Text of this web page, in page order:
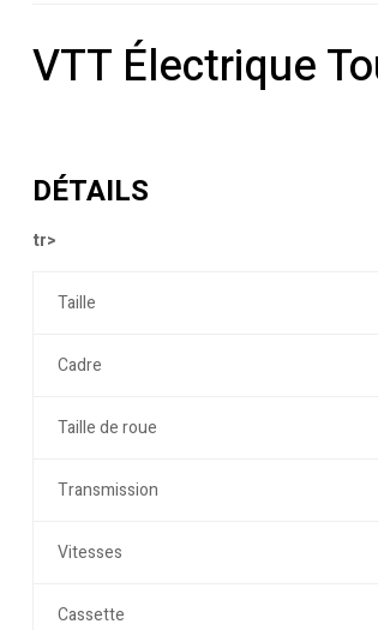
VTT Électrique
DÉTAILS
tr>
Taille
Cadre
Taille de roue
Transmission
Vitesses
Cassette